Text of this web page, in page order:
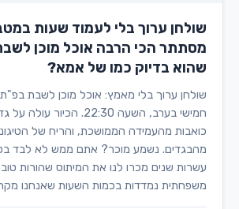
שולחן ערוך בלי לעמוד שעות
מסתתר הכי הרבה אוכל מוכן
שהוא בדיוק כמו של אמא?
שולחן ערוך בלי מאמץ: אוכל מוכן לשבת
חמישי בערב, השעה 22:30.
כואבות מהעמידה הממושכת, והריח של
מהבגדים. נשמע מוכר? אתם ממש לא לבד
עשרות שנים מכרו לנו את המיתוס שהורות
משפחתית נמדדות בכמות השעות שאנחנו